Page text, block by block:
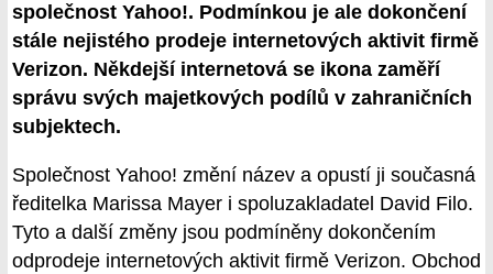
společnost Yahoo!. Podmínkou je ale dokončení
stále nejistého prodeje internetových aktivit firmě
Verizon. Někdejší internetová se ikona zaměří
správu svých majetkových podílů v zahraničních
subjektech.
Společnost Yahoo! změní název a opustí ji současná
ředitelka Marissa Mayer i spoluzakladatel David Filo.
Tyto a další změny jsou podmíněny dokončením
odprodeje internetových aktivit firmě Verizon. Obchod